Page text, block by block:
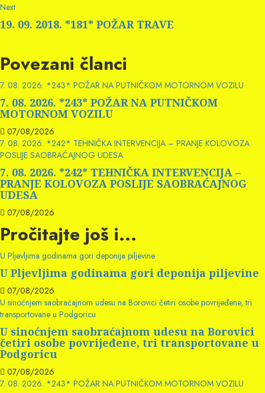
NextNext
post:
19. 09. 2018. *181* POŽAR TRAVE
Povezani članci
7. 08. 2026. *243* POŽAR NA PUTNIČKOM MOTORNOM VOZILU
7. 08. 2026. *243* POŽAR NA PUTNIČKOM
MOTORNOM VOZILU
07/08/2026
7. 08. 2026. *242* TEHNIČKA INTERVENCIJA – PRANJE KOLOVOZA
POSLIJE SAOBRAĆAJNOG UDESA
7. 08. 2026. *242* TEHNIČKA INTERVENCIJA –
PRANJE KOLOVOZA POSLIJE SAOBRAĆAJNOG
UDESA
07/08/2026
Pročitajte još i...
U Pljevljima godinama gori deponija piljevine
U Pljevljima godinama gori deponija piljevine
07/08/2026
U sinoćnjem saobraćajnom udesu na Borovici četiri osobe povrijeđene, tri
transportovane u Podgoricu
U sinoćnjem saobraćajnom udesu na Borovici
četiri osobe povrijeđene, tri transportovane u
Podgoricu
07/08/2026
7. 08. 2026. *243* POŽAR NA PUTNIČKOM MOTORNOM VOZILU